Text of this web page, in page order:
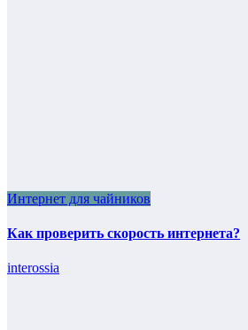
Интернет для чайников
Как проверить скорость интернета?
interossia